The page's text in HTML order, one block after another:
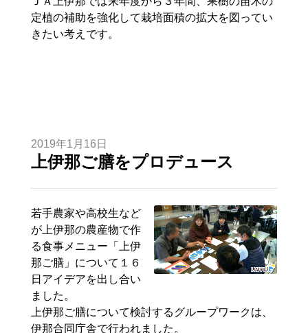
定植の補助を強化して栽培面積の拡大を図ってい
きたい考えです。
2019年1月16日
上伊那ご膳をプロデュース
若手農家や高校生など
が上伊那の農産物で作
る食事メニュー「上伊
那ご膳」について１６
日アイデアを出し合い
ました。
上伊那ご膳について検討するグループワークは、
伊那合同庁舎で行われました。